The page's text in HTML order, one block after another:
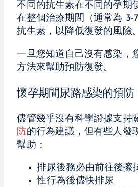
不同的抗生素在不同的孕期
在整個治療期間（通常為 3-
抗生素，以降低復發的風險。
一旦您知道自己沒有感染，
方法來幫助預防復發。
懷孕期間尿路感染的預防
儘管幾乎沒有科學證據支持
防的行為建議，但有些人發
幫助：
排尿後務必由前往後擦
性行為後儘快排尿